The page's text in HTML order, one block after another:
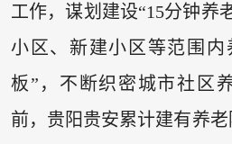
工作，谋划建设“15分钟养
小区、新建小区等范围内
板”，不断织密城市社区
前，贵阳贵安累计建有养